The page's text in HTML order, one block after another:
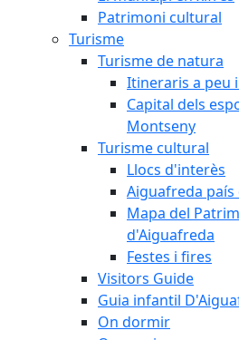
Patrimoni cultural
Turisme
Turisme de natura
Itineraris a peu i
Capital dels
Montseny
Turisme cultural
Llocs d'interès
Aiguafreda país
Mapa del
d'Aiguafreda
Festes i fires
Visitors Guide
Guia infantil
On dormir